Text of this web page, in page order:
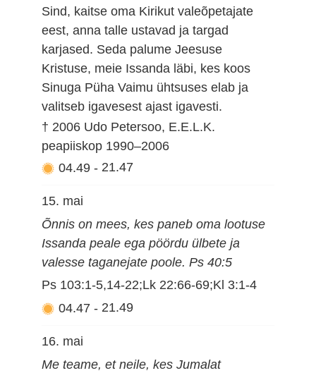
Sind, kaitse oma Kirikut valeõpetajate
eest, anna talle ustavad ja targad
karjased. Seda palume Jeesuse
Kristuse, meie Issanda läbi, kes koos
Sinuga Püha Vaimu ühtsuses elab ja
valitseb igavesest ajast igavesti.
† 2006 Udo Petersoo, E.E.L.K.
peapiiskop 1990–2006
04.49 - 21.47
15. mai
Õnnis on mees, kes paneb oma lootuse
Issanda peale ega pöördu ülbete ja
valesse taganejate poole. Ps 40:5
Ps 103:1-5,14-22;Lk 22:66-69;Kl 3:1-4
04.47 - 21.49
16. mai
Me teame, et neile, kes Jumalat